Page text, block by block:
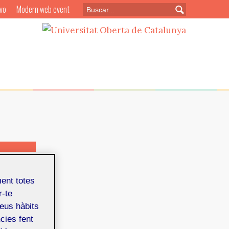
de 2017
en
100
Modern web event
totes
te
hàbits
fent